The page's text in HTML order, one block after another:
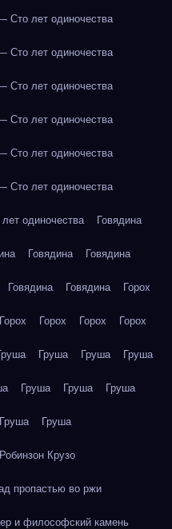
Сто лет одиночества
Сто лет одиночества
Сто лет одиночества
Сто лет одиночества
Сто лет одиночества
Сто лет одиночества
одиночества Говядина
Говядина Говядина
Говядина Говядина Горох
Горох Горох Горох Горох
Груша Груша Груша
Груша Груша Груша
Груша Груша
Крузо
пропастью во ржи
и философский камень